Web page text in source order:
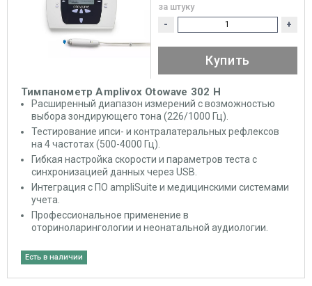
Тимпанометр Amplivox Otowave 302 H
Расширенный диапазон измерений с возможностью
выбора зондирующего тона (226/1000 Гц).
Тестирование ипси- и контралатеральных рефлексов
на 4 частотах (500-4000 Гц).
Гибкая настройка скорости и параметров теста с
синхронизацией данных через USB.
Интеграция с ПО ampliSuite и медицинскими системами
учета.
Профессиональное применение в
оториноларингологии и неонатальной аудиологии.
Есть в наличии
за штуку
- +
Купить